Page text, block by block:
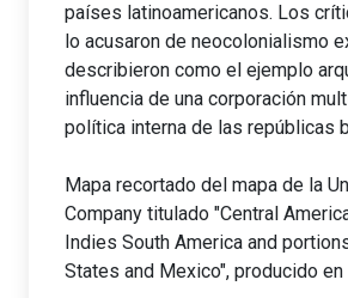
países latinoamericanos. Los
lo acusaron de neocolonialismo
describieron como el ejemplo
influencia de una corporación
política interna de las repúblicas
Mapa recortado del mapa de la
Company titulado "Central
Indies South America and
States and Mexico", producido en